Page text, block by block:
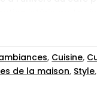
du café,
met en scène des
café, dans un
rythmée et
, Cuisine,
de la maison, Style,